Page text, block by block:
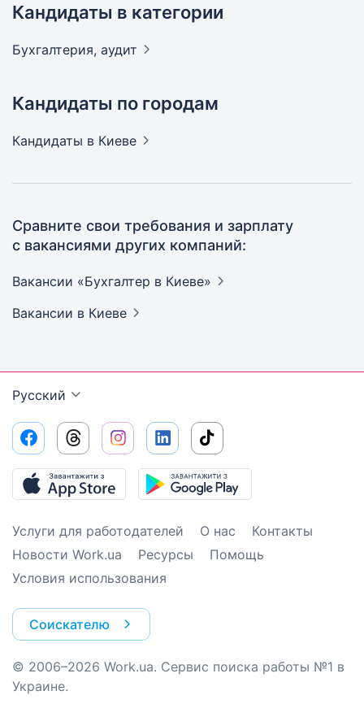
Кандидаты в категории
Бухгалтерия, аудит
Кандидаты по городам
Кандидаты в Киеве
Сравните свои требования и зарплату
с вакансиями других компаний:
Вакансии «Бухгалтер в Киеве»
Вакансии в Киеве
Русский
Услуги для работодателей О нас
Контакты
Новости Work.ua
Ресурсы
Помощь
Условия использования
Соискателю
© 2006–2026 Work.ua. Сервис поиска работы №1 в
Украине.